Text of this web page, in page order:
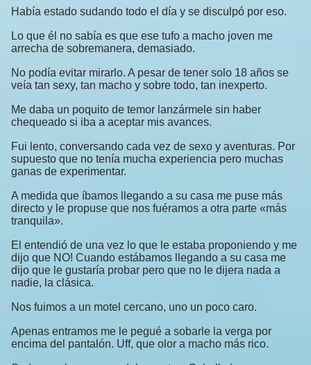
Había estado sudando todo el día y se disculpó por eso.
Lo que él no sabía es que ese tufo a macho joven me
arrecha de sobremanera, demasiado.
No podía evitar mirarlo. A pesar de tener solo 18 años se
veía tan sexy, tan macho y sobre todo, tan inexperto.
Me daba un poquito de temor lanzármele sin haber
chequeado si iba a aceptar mis avances.
Fui lento, conversando cada vez de sexo y aventuras. Por
supuesto que no tenía mucha experiencia pero muchas
ganas de experimentar.
A medida que íbamos llegando a su casa me puse más
directo y le propuse que nos fuéramos a otra parte «más
tranquila».
El entendió de una vez lo que le estaba proponiendo y me
dijo que NO! Cuando estábamos llegando a su casa me
dijo que le gustaría probar pero que no le dijera nada a
nadie, la clásica.
Nos fuimos a un motel cercano, uno un poco caro.
Apenas entramos me le pegué a sobarle la verga por
encima del pantalón. Uff, que olor a macho más rico.